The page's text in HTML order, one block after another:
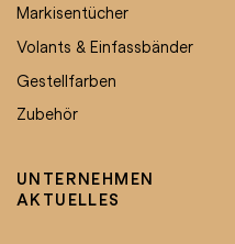
UNTERNEHMEN
AKTUELLES
Markisentücher
Volants & Einfassbänder
Gestellfarben
Zubehör